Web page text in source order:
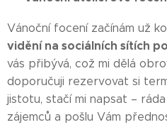
Vánoční focení začínám už
vidění na sociálních sítích
vás přibývá, což mi dělá
doporučuji rezervovat si
jistotu, stačí mi napsat –
zájemců a pošlu Vám